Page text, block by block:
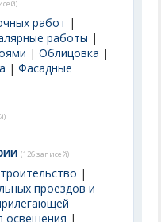
работ |
работы |
|Облицовка |
|Фасадные
(126 записей)
|
проездов и
освещения |